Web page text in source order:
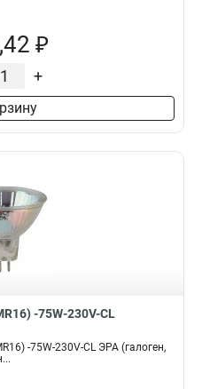
₽
+
-75W-230V-CL
-75W-230V-CL ЭРА (галоген,